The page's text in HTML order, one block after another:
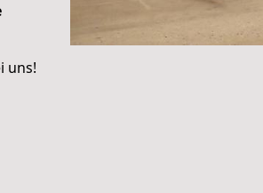
uns!